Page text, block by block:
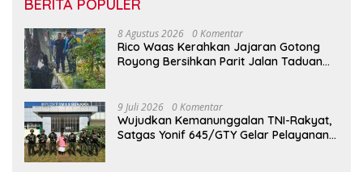
BERITA POPULER
8 Agustus 2026 0 Komentar
Rico Waas Kerahkan Jajaran Gotong
Royong Bersihkan Parit Jalan Taduan
9 Juli 2026 0 Komentar
Wujudkan Kemanunggalan TNI-Rakyat,
Satgas Yonif 645/GTY Gelar Pelayanan